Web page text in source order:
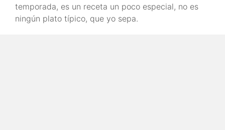
temporada, es un receta un poco especial, no es
ningún plato típico, que yo sepa.